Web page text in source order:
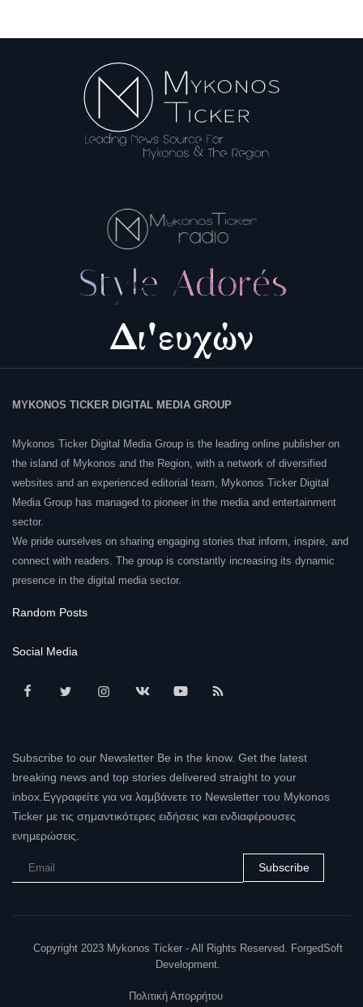
MYKONOS TICKER DIGITAL MEDIA GROUP
Mykonos Ticker Digital Media Group is the leading online publisher on
the island of Mykonos and the Region, with a network of diversified
websites and an experienced editorial team, Mykonos Ticker Digital
Media Group has managed to pioneer in the media and entertainment
sector.
We pride ourselves on sharing engaging stories that inform, inspire, and
connect with readers. The group is constantly increasing its dynamic
presence in the digital media sector.
Random Posts
Social Media
Subscribe to our Newsletter Be in the know. Get the latest
breaking news and top stories delivered straight to your
inbox.Εγγραφείτε για να λαμβάνετε το Newsletter του Mykonos
Ticker με τις σημαντικότερες ειδήσεις και ενδιαφέρουσες
ενημερώσεις.
Subscribe
Copyright 2023 Mykonos Ticker - All Rights Reserved. ForgedSoft
Development.
Πολιτική Απορρήτου